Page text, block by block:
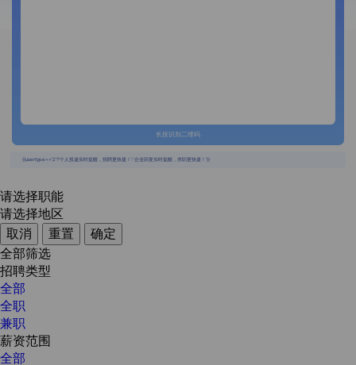
长按识别二维码
{{usertype=='2'?'个人投递实时提醒，招聘更快捷！':'企业回复实时提醒，求职更快捷！'}}
请选择职能
请选择地区
取消
重置
确定
全部筛选
招聘类型
全部
全职
兼职
薪资范围
全部